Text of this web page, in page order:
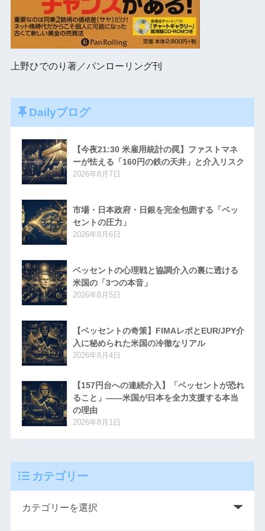
上野ひでのり著／パンローリング刊
Dailyブログ
【今夜21:30 米雇用統計の罠】ファストマネ
ーが怯える「160円の鉄の天井」と介入リスク
2026年8月7日
市場・日本政府・日銀を完全包囲する「ベッ
セントの圧力」
2026年8月6日
ベッセントの心理戦と協調介入の裏に透ける
米国の「3つの本音」
2026年8月5日
【ベッセントの奇策】FIMAレポとEUR/JPY介
入に秘められた米国の冷徹なリアル
2026年8月4日
【157円台への連続介入】「ベッセントが恐れ
ること」――米国が日本を全力支援する本当
の理由
2026年8月1日
カテゴリー